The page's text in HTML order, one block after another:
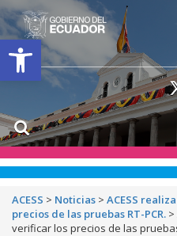
Open toolbar
ACESS > Noticias > ACESS
precios de las pruebas RT-PCR. >
verificar los precios de las pruebas